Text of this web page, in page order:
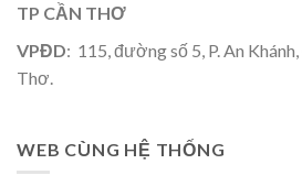
TP CẦN THƠ
VPĐD: 115, đường số 5, P. An
Thơ.
WEB CÙNG HỆ THỐNG